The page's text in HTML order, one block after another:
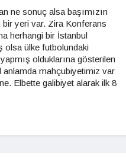
ne sonuç alsa başımızın
yeri var. Zira Konferans
herhangi bir İstanbul
olsa ülke futbolundaki
olduklarına gösterilen
anlamda mahçubiyetimiz var
Elbette galibiyet alarak ilk 8